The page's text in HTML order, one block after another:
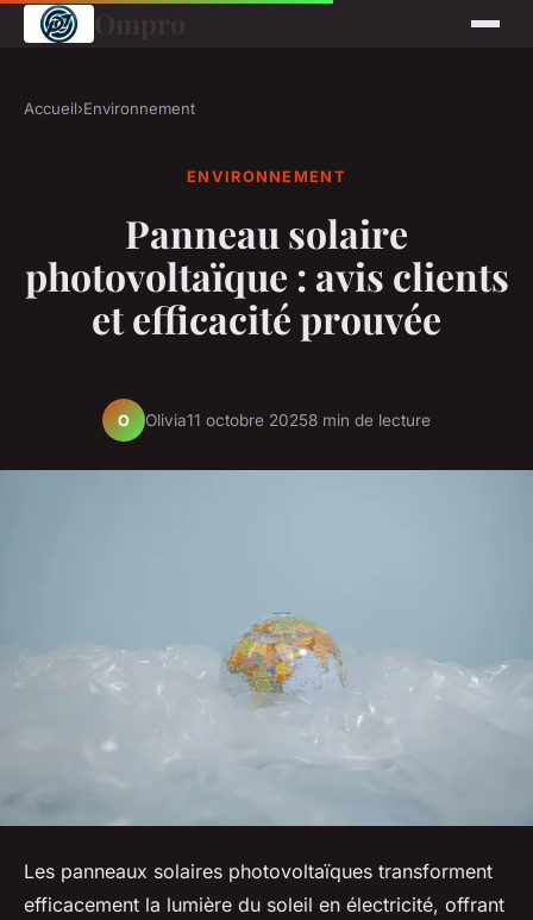
Accueil›Environnement
ENVIRONNEMENT
Panneau solaire
photovoltaïque : avis clients
et efficacité prouvée
O Olivia11 octobre 20258 min de lecture
Les panneaux solaires photovoltaïques transforment
efficacement la lumière du soleil en électricité, offrant